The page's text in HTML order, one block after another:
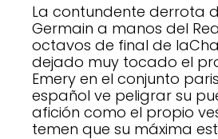
La contundente derrota
Germain a manos del
octavos de final de
dejado muy tocado el
Emery en el conjunto
español ve peligrar su
afición como el propio
temen que su máxima